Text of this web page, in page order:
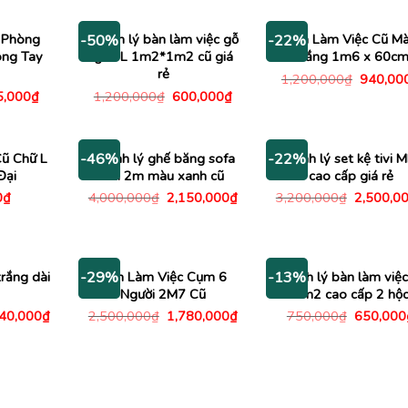
Tay
₫Giá
195,000₫.
-50%
Thanh lý bàn làm việc gỗ
góc L 1m2*1m2 cũ giá
rẻ
1,200,000₫ Giá
600,000₫Giá
600,000₫.
-22%
Bàn Làm Việc Cũ
Trắng 1m6 x 60cm
1,200,000₫ Giá
Chữ L
₫
-46%
Thanh lý ghế băng sofa
dài 2m màu xanh cũ
4,000,000₫ Giá
gốc
2,150,000₫Giá
-22%
Thanh lý set kệ tivi
cao cấp giá rẻ
3,200,000₫ Giá
gốc
dài
₫Giá
-29%Bàn Làm Việc Cụm 6
Người 2M7 Cũ
2,500,000₫ Giá
gốc
1,780,000₫Giá
-13%
Thanh lý bàn làm
1m2 cao cấp 2 hộc
750,000₫ Giá
650,000